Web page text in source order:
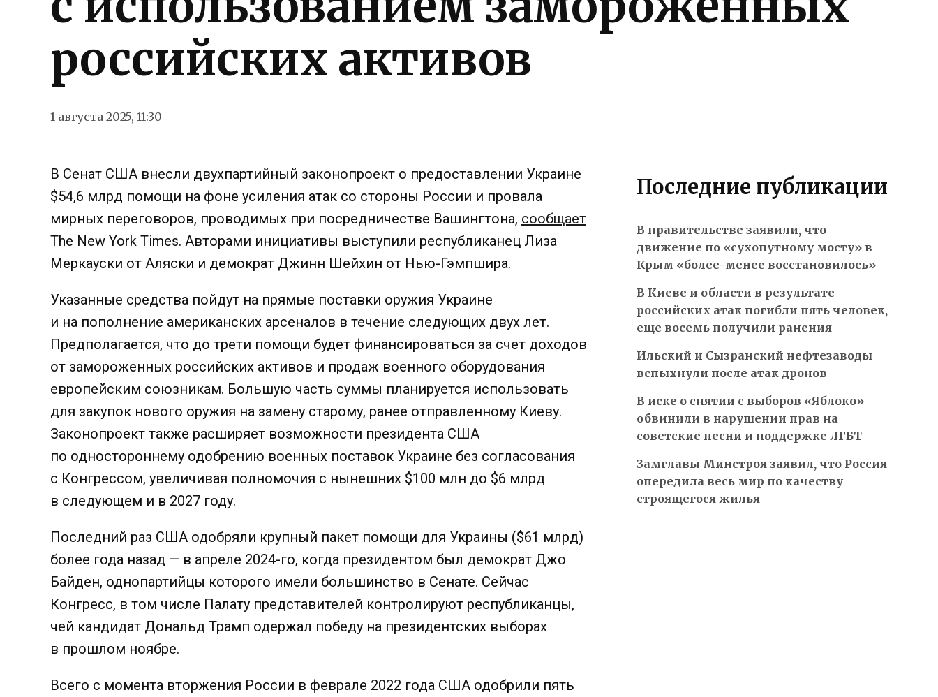
российских активов
1 августа 2025, 11:30
В Сенат США внесли двухпартийный законопроект о предоставлении Украине
$54,6 млрд помощи на фоне усиления атак со стороны России и провала
мирных переговоров, проводимых при посредничестве Вашингтона, сообщает
The New York Times. Авторами инициативы выступили республиканец Лиза
Меркауски от Аляски и демократ Джинн Шейхин от Нью-Гэмпшира.
Указанные средства пойдут на прямые поставки оружия Украине
и на пополнение американских арсеналов в течение следующих двух лет.
Предполагается, что до трети помощи будет финансироваться за счет доходов
от замороженных российских активов и продаж военного оборудования
европейским союзникам. Большую часть суммы планируется использовать
для закупок нового оружия на замену старому, ранее отправленному Киеву.
Законопроект также расширяет возможности президента США
по одностороннему одобрению военных поставок Украине без согласования
с Конгрессом, увеличивая полномочия с нынешних $100 млн до $6 млрд
в следующем и в 2027 году.
Последний раз США одобряли крупный пакет помощи для Украины ($61 млрд)
более года назад — в апреле 2024-го, когда президентом был демократ Джо
Байден, однопартийцы которого имели большинство в Сенате. Сейчас
Конгресс, в том числе Палату представителей контролируют республиканцы,
чей кандидат Дональд Трамп одержал победу на президентских выборах
в прошлом ноябре.
Всего с момента вторжения России в феврале 2022 года США одобрили пять
Последние публикации
В правительстве заявили, что
движение по «сухопутному мосту» в
Крым «более-менее восстановилось»
В Киеве и области в результате
российских атак погибли пять человек,
еще восемь получили ранения
Ильский и Сызранский нефтезаводы
вспыхнули после атак дронов
В иске о снятии с выборов «Яблоко»
обвинили в нарушении прав на
советские песни и поддержке ЛГБТ
Замглавы Минстроя заявил, что Россия
опередила весь мир по качеству
строящегося жилья